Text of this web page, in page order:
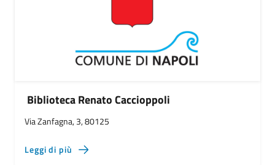
Biblioteca Renato Caccioppoli
Via Zanfagna, 3, 80125
Leggi di più